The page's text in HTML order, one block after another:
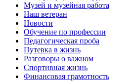
Музей и музейная работа
Наш ветеран
Новости
Обучение по профессии
Педагогическая проба
Путевка в жизнь
Разговоры о важном
Спортивная жизнь
Финансовая грамотность